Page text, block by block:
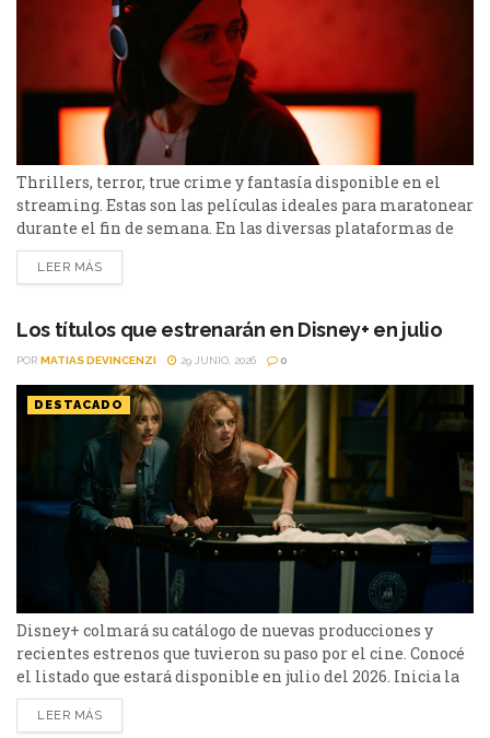
Thrillers, terror, true crime y fantasía disponible en el
streaming. Estas son las películas ideales para maratonear
durante el fin de semana. En las diversas plataformas de
streaming aparecen propuestas para todos los gustos: desde
un thriller español cargado de tensión y conspiraciones,
película de terror psicológico y el esperado regreso de...
LEER MÁS
Los títulos que estrenarán en Disney+ en julio
POR MATIAS DEVINCENZI 29 JUNIO, 2026 0
DESTACADO
Disney+ colmará su catálogo de nuevas producciones y
recientes estrenos que tuvieron su paso por el cine. Conocé
el listado que estará disponible en julio del 2026. Inicia la
segunda mitad del año, y Disney+ prepara varios títulos
destacados para su plataforma. Llegará la segunda
LEER MÁS